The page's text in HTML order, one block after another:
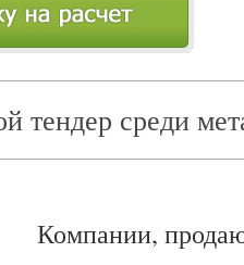
тендер среди
Компании,